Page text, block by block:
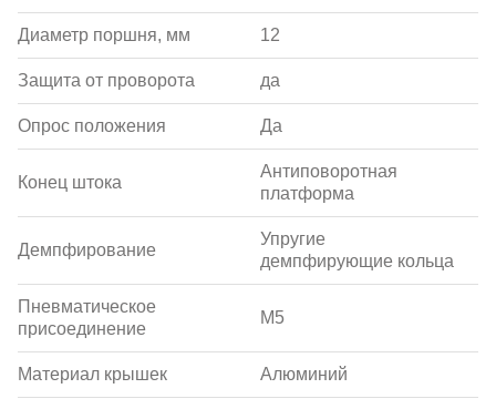
Диаметр поршня, мм 12
Защита от проворота да
Опрос положения Да
Конец штока
Антиповоротная
платформа
Демпфирование
Упругие
демпфирующие кольца
Пневматическое
присоединение
M5
Материал крышек Алюминий